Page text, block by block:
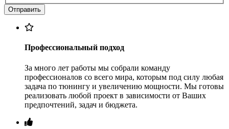
Профессиональный подход
За много лет работы мы собрали команду
профессионалов со всего мира, которым под силу любая
задача по тюнингу и увеличению мощности. Мы готовы
реализовать любой проект в зависимости от Ваших
предпочтений, задач и бюджета.